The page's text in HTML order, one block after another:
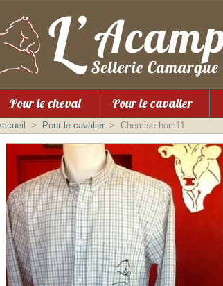
Pour le cheval Pour le cavalier
> Pour le cavalier > Chemise hom11